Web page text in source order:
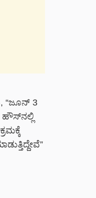
“ಜೂನ್ 3
ಹೌಸ್‌ನಲ್ಲಿ